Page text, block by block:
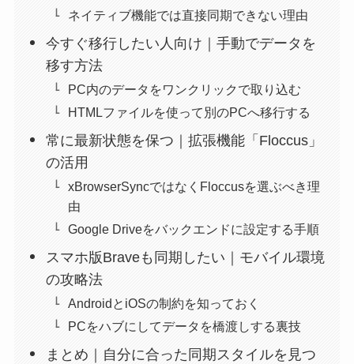
ネイティブ機能では直接同期できない理由
今すぐ移行したい人向け｜手動でデータを
移す方法
PC内のデータをワンクリックで取り込む
HTMLファイルを使って別のPCへ移行する
常に最新状態を保つ｜拡張機能「Floccus」
の活用
xBrowserSyncではなくFloccusを選ぶべき理
由
Google Driveをバックエンドに設定する手順
スマホ版Braveも同期したい｜モバイル環境
の攻略法
AndroidとiOSの制約を知っておく
PCをハブにしてデータを橋渡しする裏技
まとめ｜自分に合った同期スタイルを見つ